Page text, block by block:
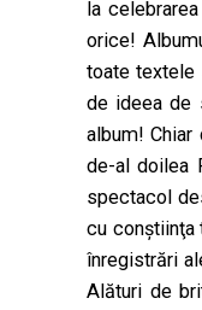
la
orice!
toate textele
de ideea de
album!
de-al doilea
spectacol
cu conştiinţa
înregistrări
Alături de